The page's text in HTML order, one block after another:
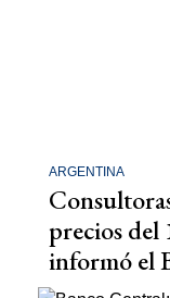
ARGENTINA
precios del
informó el